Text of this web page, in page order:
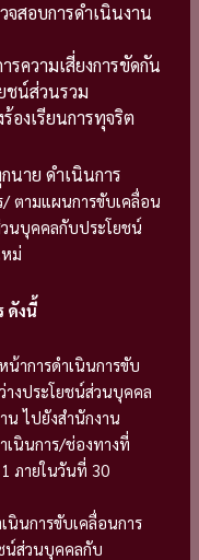
จสอบการดำเนินงาน
ามเสี่ยงการขัดกัน
ชน์ส่วนรวม
รียนการทุจริต
นาย ดำเนินการ
/ตามแผนการขับเคลื่อน
นบุคคลกับประโยชน์
ม่
ดังนี้
น้าการดำเนินการขับ
างประโยชน์ส่วนบุคคล
น ไปยังสำนักงาน
เนินการ/ช่องทางที่
ภายในวันที่ 30
นินการขับเคลื่อนการ
น์ส่วนบุคคลกับ